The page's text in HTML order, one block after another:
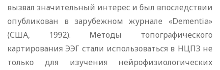
вызвал значительный интерес и был впоследствии
опубликован в зарубежном журнале «Dementia»
(США, 1992). Методы топографического
картирования ЭЭГ стали использоваться в НЦПЗ не
только для изучения нейрофизиологических